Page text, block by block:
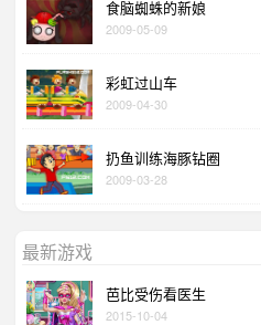
食脑蜘蛛的新娘
2009-05-09
彩虹过山车
2009-04-30
扔鱼训练海豚钻圈
2009-03-28
最新游戏
芭比受伤看医生
2015-10-04